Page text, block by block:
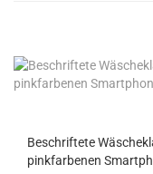
Beschriftete
pinkfarbenen